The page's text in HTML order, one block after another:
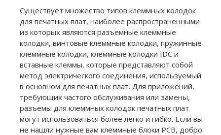
Существует множество типов клеммных колодок
для печатных плат, наиболее распространенными
из которых являются разъемные клеммные
колодки, винтовые клеммные колодки, пружинные
клеммные колодки, клеммные колодки IDC и
вставные клеммы, которые представляют собой
метод электрического соединения, используемый
в основном для печатных плат. Для приложений,
требующих частого обслуживания или замены,
разъемы для клеммных колодок печатных плат
могут использоваться более легко и гибко. Если вы
не нашли нужные вам клеммные блоки PCB, добро